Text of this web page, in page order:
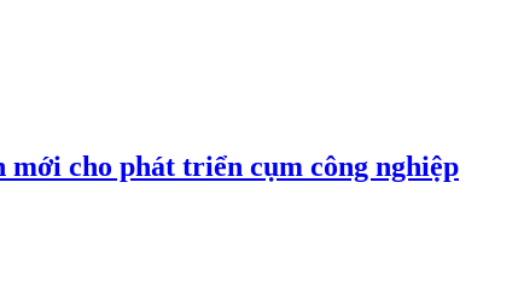
mới cho phát triển cụm công nghiệp